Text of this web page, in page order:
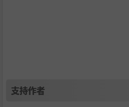
墨，诗词百戏......
支持作者